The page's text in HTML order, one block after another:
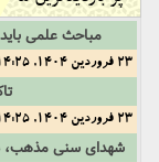
مباحث علمی
23 فروردین 1404, 14:25
23 فروردین 1404, 14:25
شهدای سنی مذهب،